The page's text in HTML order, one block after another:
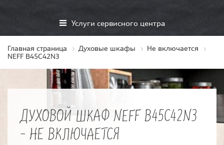
Услуги сервисного центра
Главная страница Духовые шкафы
Не включается
NEFF B45C42N3
ДУХОВОЙ ШКАФ NEFF B45C42N3
- НЕ ВКЛЮЧАЕТСЯ